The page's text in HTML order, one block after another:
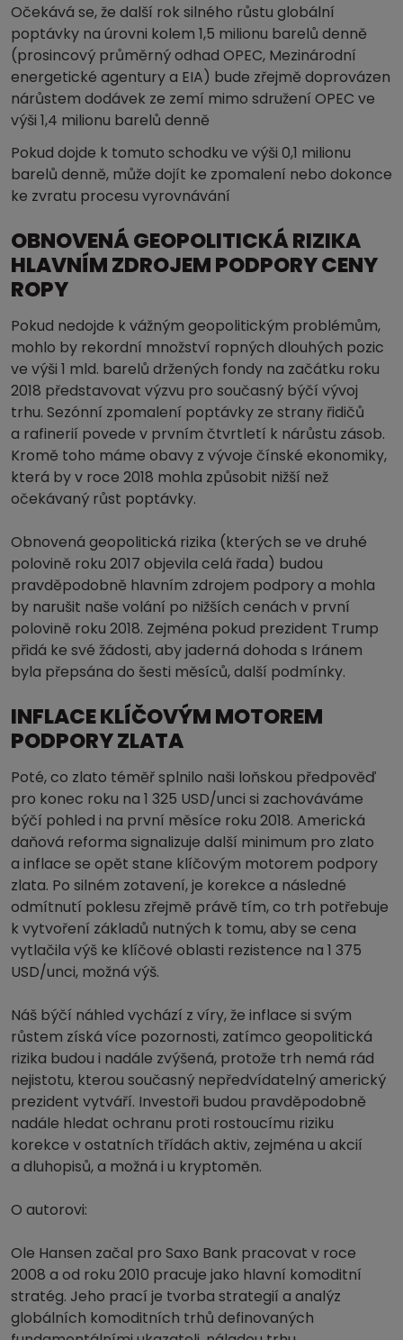
Očekává se, že další rok silného růstu globální
poptávky na úrovni kolem 1,5 milionu barelů denně
(prosincový průměrný odhad OPEC, Mezinárodní
energetické agentury a EIA) bude zřejmě doprovázen
nárůstem dodávek ze zemí mimo sdružení OPEC ve
výši 1,4 milionu barelů denně
Pokud dojde k tomuto schodku ve výši 0,1 milionu
barelů denně, může dojít ke zpomalení nebo dokonce
ke zvratu procesu vyrovnávání
OBNOVENÁ GEOPOLITICKÁ RIZIKA
HLAVNÍM ZDROJEM PODPORY CENY
ROPY
Pokud nedojde k vážným geopolitickým problémům,
mohlo by rekordní množství ropných dlouhých pozic
ve výši 1 mld. barelů držených fondy na začátku roku
2018 představovat výzvu pro současný býčí vývoj
trhu. Sezónní zpomalení poptávky ze strany řidičů
a rafinerií povede v prvním čtvrtletí k nárůstu zásob.
Kromě toho máme obavy z vývoje čínské ekonomiky,
která by v roce 2018 mohla způsobit nižší než
očekávaný růst poptávky.
Obnovená geopolitická rizika (kterých se ve druhé
polovině roku 2017 objevila celá řada) budou
pravděpodobně hlavním zdrojem podpory a mohla
by narušit naše volání po nižších cenách v první
polovině roku 2018. Zejména pokud prezident Trump
přidá ke své žádosti, aby jaderná dohoda s Iránem
byla přepsána do šesti měsíců, další podmínky.
INFLACE KLÍČOVÝM MOTOREM
PODPORY ZLATA
Poté, co zlato téměř splnilo naši loňskou předpověď
pro konec roku na 1 325 USD/unci si zachováváme
býčí pohled i na první měsíce roku 2018. Americká
daňová reforma signalizuje další minimum pro zlato
a inflace se opět stane klíčovým motorem podpory
zlata. Po silném zotavení, je korekce a následné
odmítnutí poklesu zřejmě právě tím, co trh potřebuje
k vytvoření základů nutných k tomu, aby se cena
vytlačila výš ke klíčové oblasti rezistence na 1 375
USD/unci, možná výš.
Náš býčí náhled vychází z víry, že inflace si svým
růstem získá více pozornosti, zatímco geopolitická
rizika budou i nadále zvýšená, protože trh nemá rád
nejistotu, kterou současný nepředvídatelný americký
prezident vytváří. Investoři budou pravděpodobně
nadále hledat ochranu proti rostoucímu riziku
korekce v ostatních třídách aktiv, zejména u akcií
a dluhopisů, a možná i u kryptoměn.
O autorovi:
Ole Hansen začal pro Saxo Bank pracovat v roce
2008 a od roku 2010 pracuje jako hlavní komoditní
stratég. Jeho prací je tvorba strategií a analýz
globálních komoditních trhů definovaných